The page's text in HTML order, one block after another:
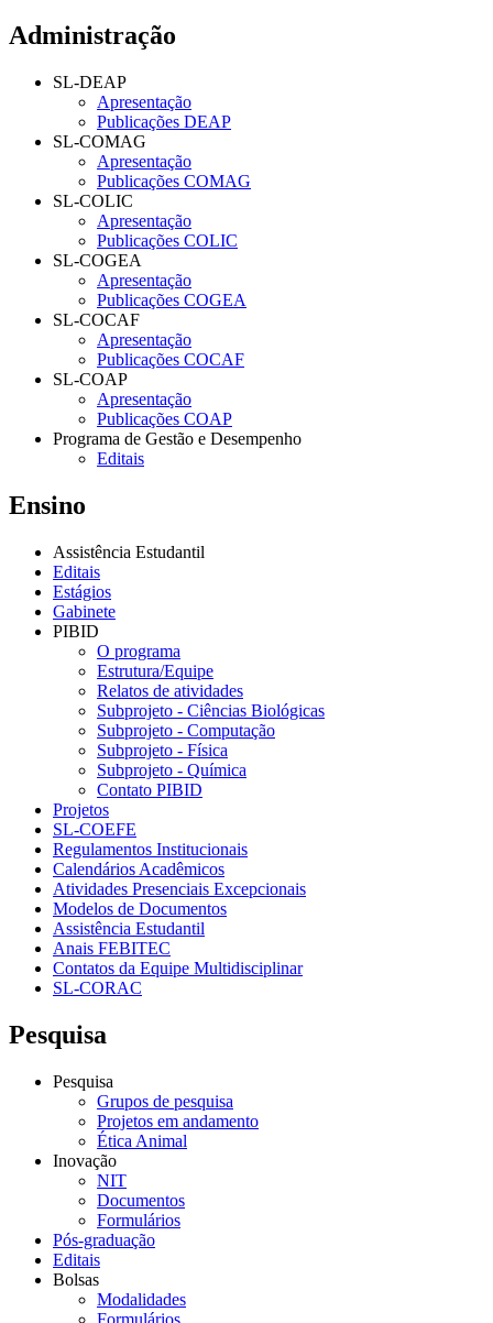
Administração
SL-DEAP
Apresentação
Publicações DEAP
SL-COMAG
Apresentação
Publicações COMAG
SL-COLIC
Apresentação
Publicações COLIC
SL-COGEA
Apresentação
Publicações COGEA
SL-COCAF
Apresentação
Publicações COCAF
SL-COAP
Apresentação
Publicações COAP
Programa de Gestão e Desempenho
Editais
Ensino
Assistência Estudantil
Editais
Estágios
Gabinete
PIBID
O programa
Estrutura/Equipe
Relatos de atividades
Subprojeto - Ciências Biológicas
Subprojeto - Computação
Subprojeto - Física
Subprojeto - Química
Contato PIBID
Projetos
SL-COEFE
Regulamentos Institucionais
Calendários Acadêmicos
Atividades Presenciais Excepcionais
Modelos de Documentos
Assistência Estudantil
Anais FEBITEC
Contatos da Equipe Multidisciplinar
SL-CORAC
Pesquisa
Pesquisa
Grupos de pesquisa
Projetos em andamento
Ética Animal
Inovação
NIT
Documentos
Formulários
Pós-graduação
Editais
Bolsas
Modalidades
Formulários